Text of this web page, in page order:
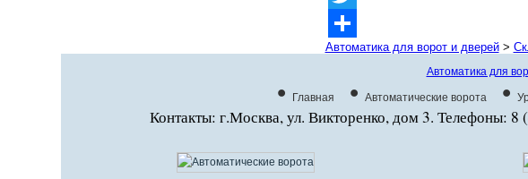
Twitter
Отправить
Автоматика для ворот и дверей>
Автоматика для
• Главная • Автоматические ворота •
Контакты: г.Москва, ул. Викторенко, дом 3. Телефоны: